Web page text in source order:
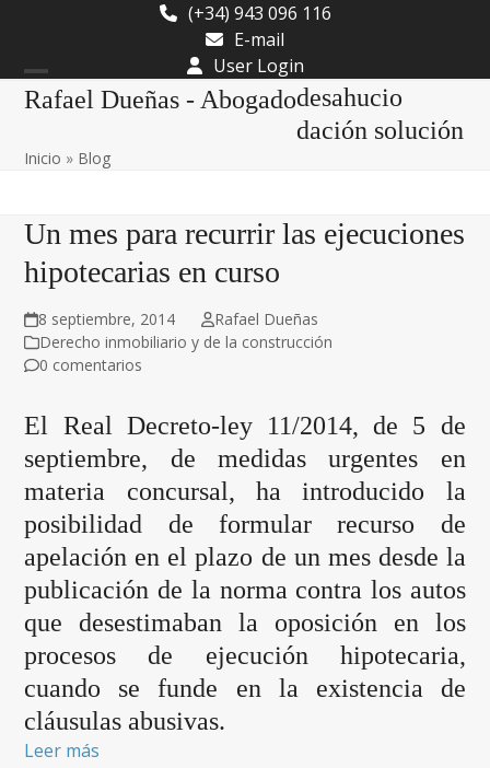
content
(+34) 943 096 116
E-mail
User Login
Rafael Dueñas - Abogado
Open
menu
Close
menu
desahucio
dación solución
Inicio » Blog
Un mes para recurrir las ejecuciones
hipotecarias en curso
8 septiembre, 2014
Rafael Dueñas
Derecho inmobiliario y de la construcción
0 comentarios
El Real Decreto-ley 11/2014, de 5 de
septiembre, de medidas urgentes en
materia concursal, ha introducido la
posibilidad de formular recurso de
apelación en el plazo de un mes desde la
publicación de la norma contra los autos
que desestimaban la oposición en los
procesos de ejecución hipotecaria,
cuando se funde en la existencia de
cláusulas abusivas.
Leer más